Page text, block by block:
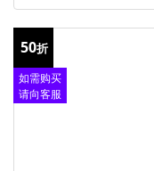
50折
如需购买
请向客服